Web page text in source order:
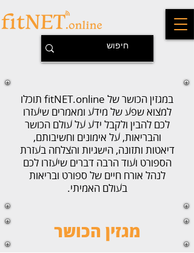
במגזין הכושר של fitNET.online תוכלו
למצוא שפע של מידע ומאמרים שיעזרו
לכם להבין ולקבל ידע על עולם הכושר
והבריאות, על אימונים וחשיבותם,
דיאטות ותזונה, הישגיות והצלחה בעזרת
הספורט ועוד הרבה דברים שיעזרו לכם
לנהל אורח חיים של ספורט ובריאות
בעולם האמיתי.
מגזין הכושר